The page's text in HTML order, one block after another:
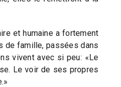
et humaine a fortement
de famille, passées dans
vivent avec si peu: «Le
Le voir de ses propres